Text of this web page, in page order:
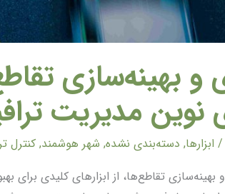
و بهینه‌سازی
نوین مدیریت
/ ابزارها, دسته‌بندی نشده, شهر هوشمند,کنترل
بهینه‌سازی تقاطع‌ها، از ابزارهای کلیدی